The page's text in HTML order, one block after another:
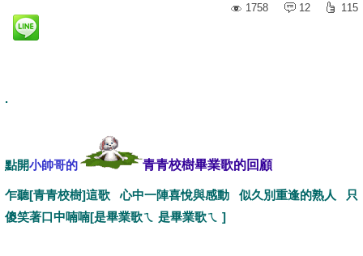
1758
12 115
.
點開小帥哥的 青青校樹畢業歌的回顧
乍聽[青青校樹]這歌 心中一陣喜悅與感動 似久別重逢的熟人 只
傻笑著口中喃喃[是畢業歌ㄟ 是畢業歌ㄟ ]